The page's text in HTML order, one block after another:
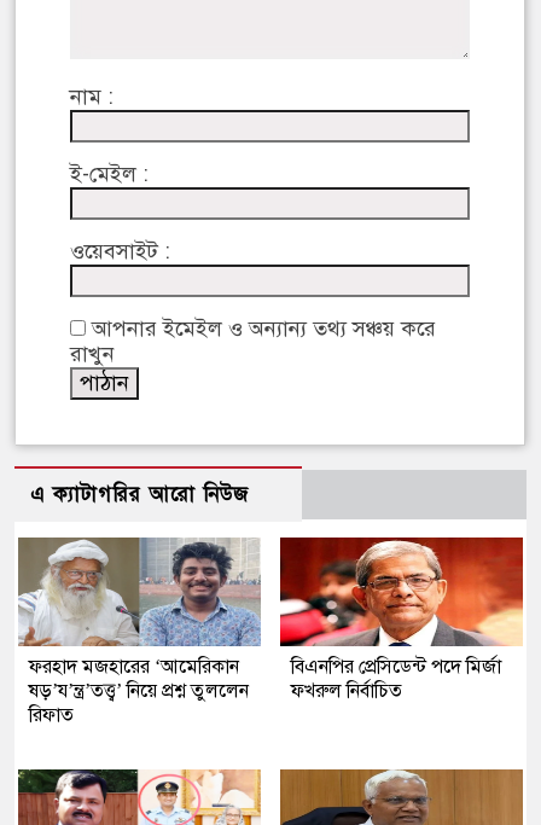
নাম :
ই-মেইল :
ওয়েবসাইট :
আপনার ইমেইল ও অন্যান্য তথ্য সঞ্চয় করে
রাখুন
এ ক্যাটাগরির আরো নিউজ
ফরহাদ মজহারের ‘আমেরিকান
ষড়’য’ন্ত্র’তত্ত্ব’ নিয়ে প্রশ্ন তুললেন
রিফাত
বিএনপির প্রেসিডেন্ট পদে মির্জা
ফখরুল নির্বাচিত